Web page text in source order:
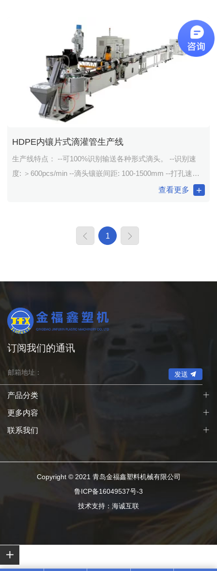
HDPE内镶片式滴灌管生产线
生产线特点： --可100%识别输送各种形式滴头。 --识别速
度: ＞600pcs/min --滴头镶嵌间距: 100-1500mm --打孔速度
＞800 次/min --配有高速摄像头漏打报警系统和滴头间距偏
查看更多
1
订阅我们的通讯
发送
产品分类
更多内容
联系我们
Copyright © 2021 青岛金福鑫塑料机械有限公司
鲁ICP备16049537号-3
技术支持：海诚互联